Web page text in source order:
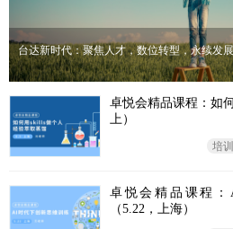
台达新时代：聚焦人才，数位转型，永续发展
卓悦会精品课程：如
上）
培
卓悦会精品课程
（5.22，上海）